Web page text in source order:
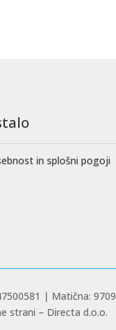
in splošni pogoji
| Matična:
strani – Directa d.o.o.